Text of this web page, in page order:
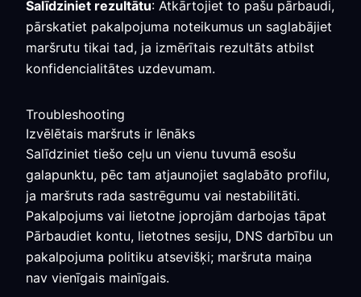
Salīdziniet rezultātu: Atkārtojiet to pašu pārbaudi,
pārskatiet pakalpojuma noteikumus un saglabājiet
maršrutu tikai tad, ja izmērītais rezultāts atbilst
konfidencialitātes uzdevumam.
Troubleshooting
Izvēlētais maršruts ir lēnāks
Salīdziniet tiešo ceļu un vienu tuvumā esošu
galapunktu, pēc tam atjaunojiet saglabāto profilu,
ja maršruts rada sastrēgumu vai nestabilitāti.
Pakalpojums vai lietotne joprojām darbojas tāpat
Pārbaudiet kontu, lietotnes sesiju, DNS darbību un
pakalpojuma politiku atsevišķi; maršruta maiņa
nav vienīgais mainīgais.